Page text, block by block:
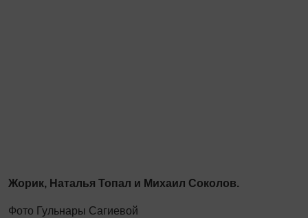
Жорик, Наталья Топал и Михаил Соколов.
Фото Гульнары Сагиевой